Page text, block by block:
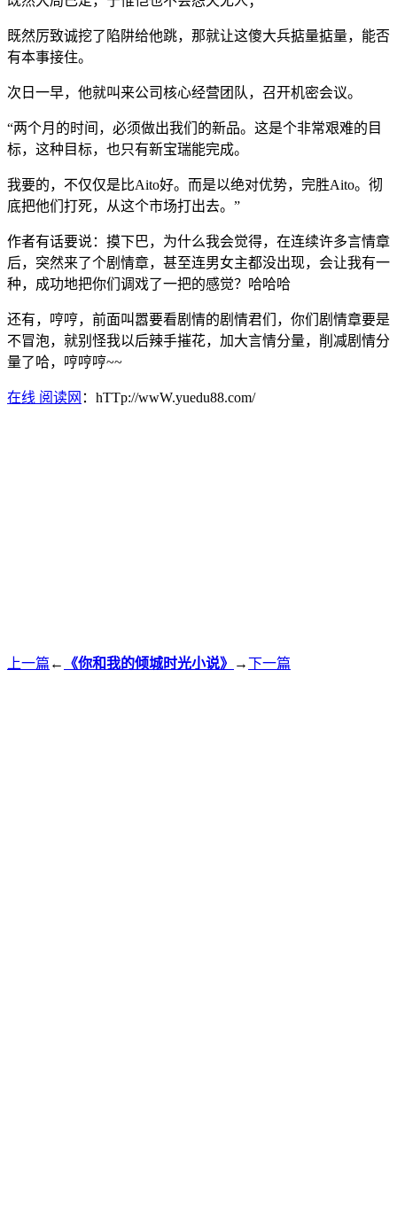
既然厉致诚挖了陷阱给他跳，那就让这傻大兵掂量掂量，能否
有本事接住。
次日一早，他就叫来公司核心经营团队，召开机密会议。
“两个月的时间，必须做出我们的新品。这是个非常艰难的目
标，这种目标，也只有新宝瑞能完成。
我要的，不仅仅是比Aito好。而是以绝对优势，完胜Aito。彻
底把他们打死，从这个市场打出去。”
作者有话要说：摸下巴，为什么我会觉得，在连续许多言情章
后，突然来了个剧情章，甚至连男女主都没出现，会让我有一
种，成功地把你们调戏了一把的感觉？哈哈哈
还有，哼哼，前面叫嚣要看剧情的剧情君们，你们剧情章要是
不冒泡，就别怪我以后辣手摧花，加大言情分量，削减剧情分
量了哈，哼哼哼~~
在线 阅读网 ：hTTp://wwW.yuedu88.com/
上一篇 ← 《你和我的倾城时光小说》 →下一篇